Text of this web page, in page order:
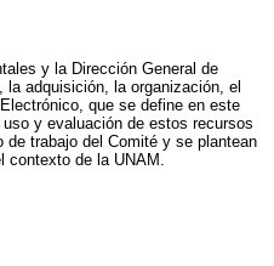
y la Dirección General de
adquisición, la organización, el
que se define en este
y evaluación de estos recursos
trabajo del Comité y se plantean
contexto de la UNAM.